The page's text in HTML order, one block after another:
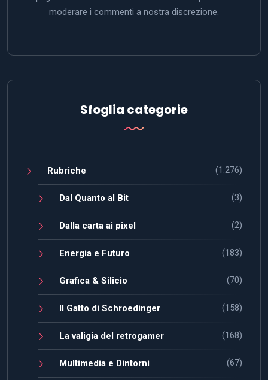
moderare i commenti a nostra discrezione.
Sfoglia categorie
Rubriche (1.276)
Dal Quanto al Bit (3)
Dalla carta ai pixel (2)
Energia e Futuro (183)
Grafica & Silicio (70)
Il Gatto di Schroedinger (158)
La valigia del retrogamer (168)
Multimedia e Dintorni (67)